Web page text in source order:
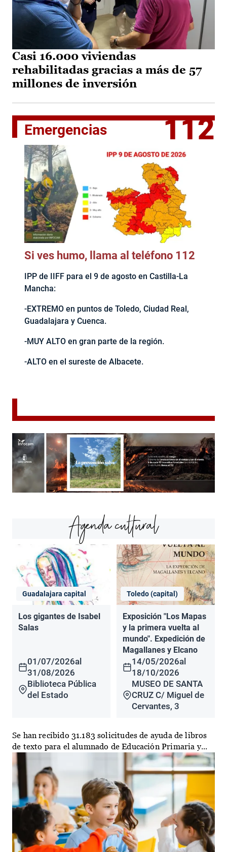
Casi 16.000 viviendas
rehabilitadas gracias a más de 57
millones de inversión
Emergencias 112
Si ves humo, llama al teléfono 112
IPP de IIFF para el 9 de agosto en Castilla-La
Mancha:
-EXTREMO en puntos de Toledo, Ciudad Real,
Guadalajara y Cuenca.
-MUY ALTO en gran parte de la región.
-ALTO en el sureste de Albacete.
Agenda cultural
Guadalajara capital
Los gigantes de Isabel
Salas
01/07/2026al
31/08/2026
Biblioteca Pública
del Estado
Toledo (capital)
Exposición "Los Mapas
y la primera vuelta al
mundo". Expedición de
Magallanes y Elcano
14/05/2026al
18/10/2026
MUSEO DE SANTA
CRUZ C/ Miguel de
Cervantes, 3
Se han recibido 31.183 solicitudes de ayuda de libros
de texto para el alumnado de Educación Primaria y...